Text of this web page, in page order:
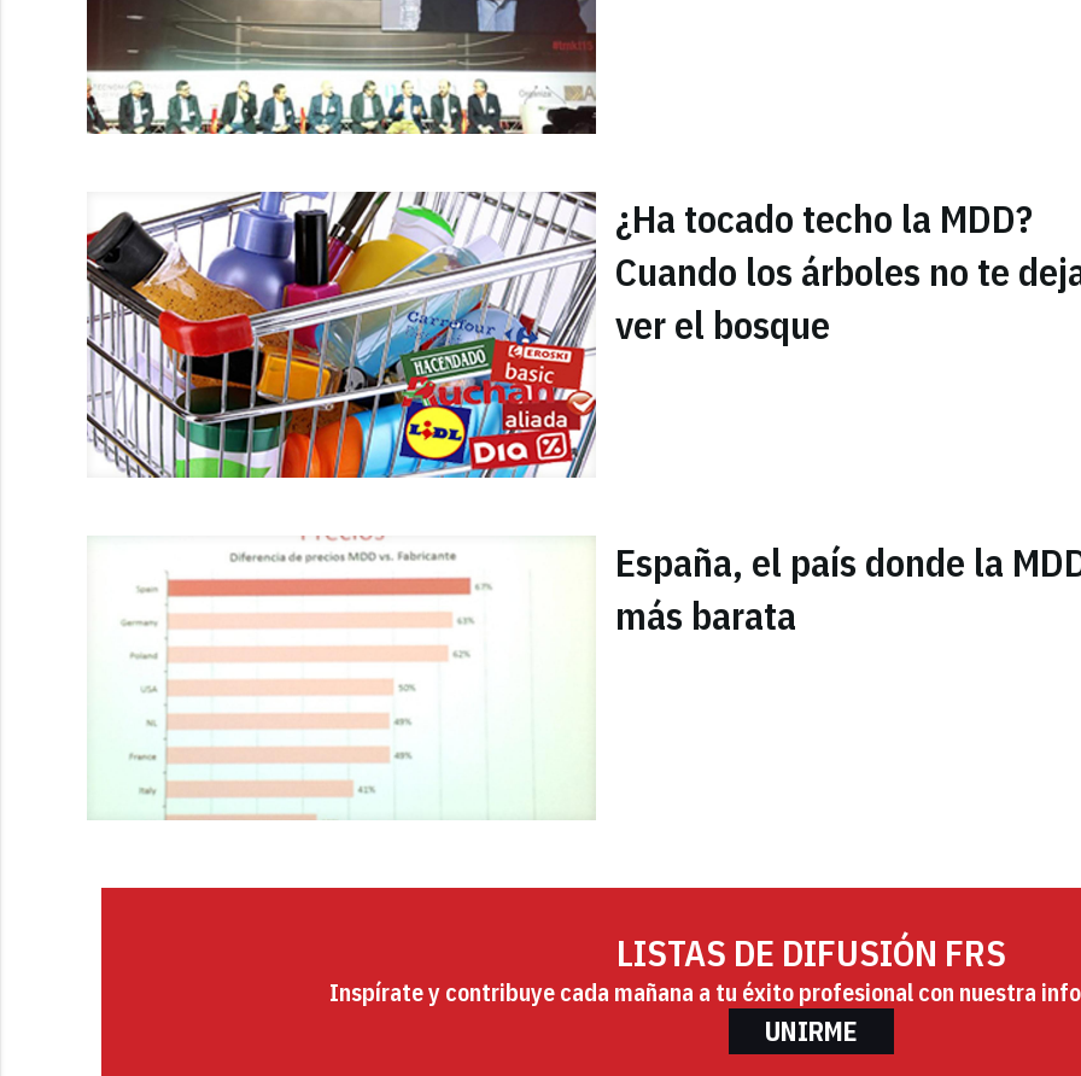
¿Ha tocado techo la MDD?
Cuando los árboles no te
ver el bosque
España, el país donde la
más barata
LISTAS DE DIFUSIÓN FRS
Inspírate y contribuye cada mañana a tu éxito profesional con nuestra
UNIRME